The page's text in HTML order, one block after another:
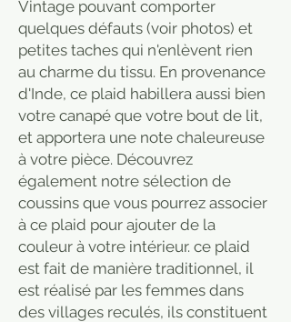
Vintage pouvant comporter
quelques défauts (voir photos) et
petites taches qui n'enlèvent rien
au charme du tissu. En provenance
d'Inde, ce plaid habillera aussi bien
votre canapé que votre bout de lit,
et apportera une note chaleureuse
à votre pièce. Découvrez
également notre sélection de
coussins que vous pourrez associer
à ce plaid pour ajouter de la
couleur à votre intérieur. ce plaid
est fait de manière traditionnel, il
est réalisé par les femmes dans
des villages reculés, ils constituent